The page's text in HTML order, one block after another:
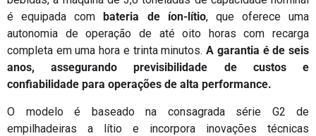
é equipada combateria de íon-lítio, que oferece uma
autonomia de operação de até oito horas com recarga
completa em uma hora e trinta minutos.A garantia é de seis
anos, assegurando previsibilidade de custos e
confiabilidade para operações de alta performance.
O modelo é baseado na consagrada série G2 de
empilhadeiras a lítio e incorpora inovações técnicas